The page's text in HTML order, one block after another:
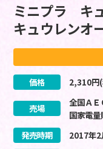
ミニプラ キ
キュウレンオ
価格 2,310円
売場
全国Ａ
国家電
発売時期
2017年2